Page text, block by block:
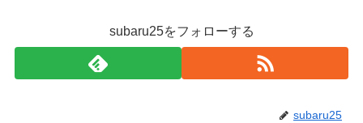
subaru25をフォローする
subaru25